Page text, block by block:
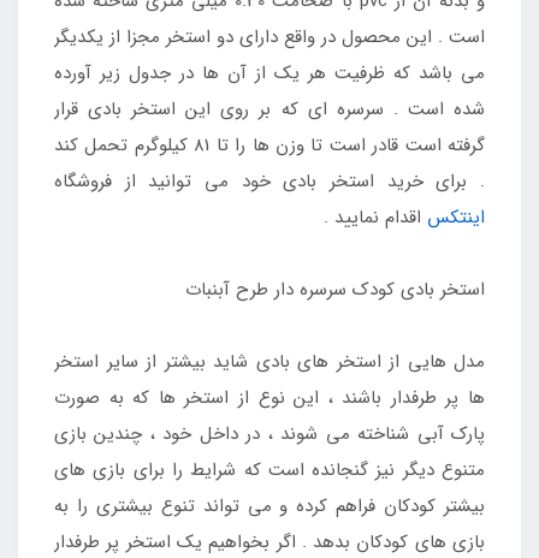
است . این محصول در واقع دارای دو استخر مجزا از یکدیگر
می باشد که ظرفیت هر یک از آن ها در جدول زیر آورده
شده است . سرسره ای که بر روی این استخر بادی قرار
گرفته است قادر است تا وزن ها را تا 81 کیلوگرم تحمل کند
. برای خرید استخر بادی خود می توانید از فروشگاه
اینتکس اقدام نمایید .
استخر بادی کودک سرسره دار طرح آبنبات
مدل هایی از استخر های بادی شاید بیشتر از سایر استخر
ها پر طرفدار باشند ، این نوع از استخر ها که به صورت
پارک آبی شناخته می شوند ، در داخل خود ، چندین بازی
متنوع دیگر نیز گنجانده است که شرایط را برای بازی های
بیشتر کودکان فراهم کرده و می تواند تنوع بیشتری را به
بازی های کودکان بدهد . اگر بخواهیم یک استخر پر طرفدار